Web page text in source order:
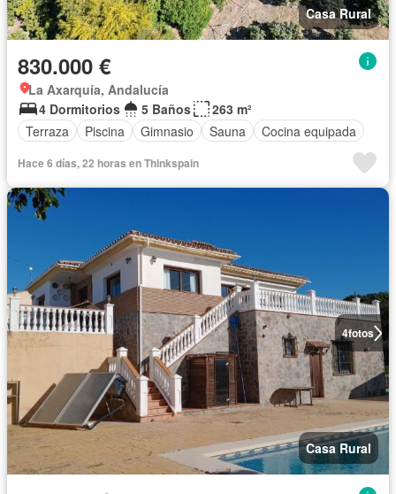
Casa Rural
830.000 €
La Axarquía, Andalucía
4 Dormitorios
5 Baños
263 m²
Terraza
Piscina Gimnasio Sauna Cocina equipada
Hace 6 días, 22 horas en Thinkspain
4fotos
Casa Rural